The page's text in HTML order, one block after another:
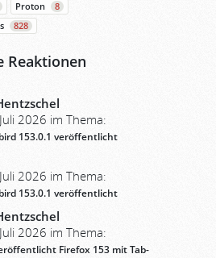
Proton
8
828
Reaktionen
2026 im Thema:
153.0.1 veröffentlicht
2026 im Thema:
153.0.1 veröffentlicht
2026 im Thema:
Firefox 153 mit Tab-